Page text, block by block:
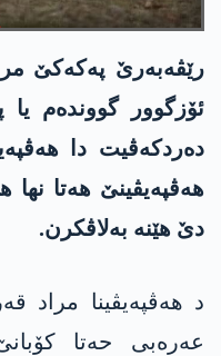
رێڤەبەرێ پەکەکێ
ئۆزگوور گووندەم
دەردکەڤیت دا
ھەڤپەیڤینێ ھەتا نھا
دێ هێنە بەلاڤکرن.
د ھەڤپەیڤینا مراد
عەرەبی حەتا